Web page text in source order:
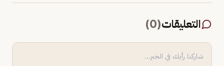
التعليقات(
0
)